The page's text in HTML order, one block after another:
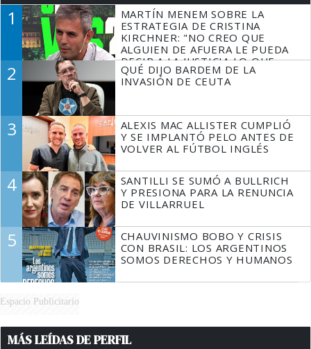
1
MARTÍN MENEM SOBRE LA
ESTRATEGIA DE CRISTINA
KIRCHNER: "NO CREO QUE
ALGUIEN DE AFUERA LE PUEDA
DECIR A LA JUSTICIA LO QUE
TIENE QUE HACER"
2
QUÉ DIJO BARDEM DE LA
INVASIÓN DE CEUTA
3
ALEXIS MAC ALLISTER CUMPLIÓ
Y SE IMPLANTÓ PELO ANTES DE
VOLVER AL FÚTBOL INGLÉS
4
SANTILLI SE SUMÓ A BULLRICH
Y PRESIONA PARA LA RENUNCIA
DE VILLARRUEL
5
CHAUVINISMO BOBO Y CRISIS
CON BRASIL: LOS ARGENTINOS
SOMOS DERECHOS Y HUMANOS
Espacio Publicitario
MÁS LEÍDAS DE PERFIL